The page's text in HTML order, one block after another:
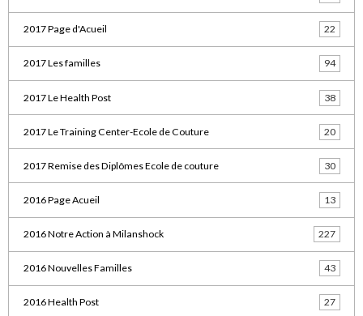
2017 Page d'Acueil 22
2017 Les familles 94
2017 Le Health Post 38
2017 Le Training Center-Ecole de Couture 20
2017 Remise des Diplômes Ecole de couture 30
2016 Page Acueil 13
2016 Notre Action à Milanshock 227
2016 Nouvelles Familles 43
2016 Health Post 27